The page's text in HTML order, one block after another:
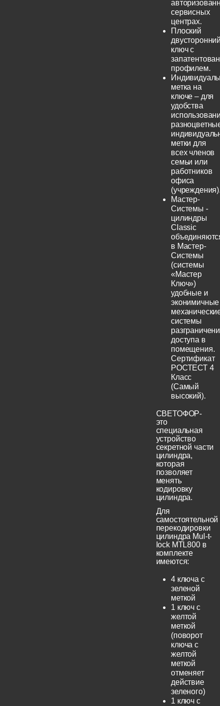
сервисных
центрах.
Плоский
ключ с
профилем.
метка на
ключе – для
удобства
метки для
всех членов
семьи или
работников
офиса
Мастер-
Системы -
цилиндры
Classic
в Мастер-
Системы
(системы
«Мастер
Ключ»)
удобные и
эконимичные
системы
доступа в
помещения.
Сертификат
РОСТЕСТ 4
Класс
(Самый
высокий).
СВЕТОФОР-
это
специальная
устройство
секретной части
цилиндра,
которая
позволяет
менять
кодировку
цилиндра.
Для
самостоятельной
перекодировки
цилиндра Mul-t-
lock MTL800 в
комплекте
имеются:
4 ключа с
зеленой
меткой
1 ключ с
желтой
меткой
(поворот
ключа с
желтой
меткой
отменяет
действие
зеленого)
1 ключ с